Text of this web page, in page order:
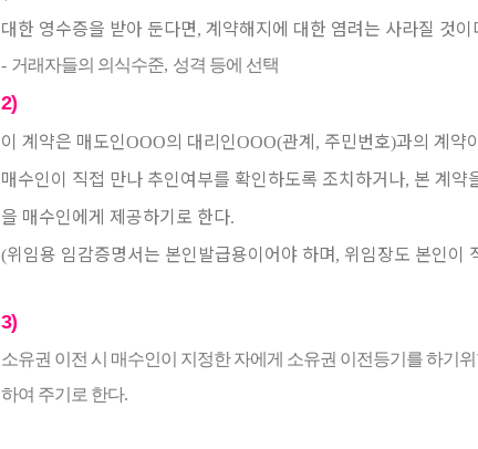
대한 영수증을 받아 둔다면, 계약해지에 대한 염려는 사라질 것이
- 거래자들의 의식수준, 성격 등에 선택
2)
이 계약은 매도인OOO의 대리인OOO(관계, 주민번호)과의 계약
매수인이 직접 만나 추인여부를 확인하도록 조치하거나, 본 계약
을 매수인에게 제공하기로 한다.
(위임용 임감증명서는 본인발급용이어야 하며, 위임장도 본인이
3)
소유권 이전 시 매수인이 지정한 자에게 소유권 이전등기를 하기
하여 주기로 한다.